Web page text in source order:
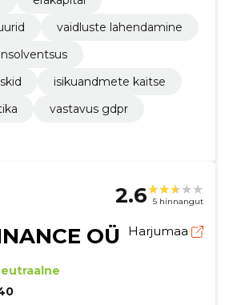
vaidluste lahendamine
insolventsus
isikuandmete kaitse
vastavus gdpr
2.6 5 hinnangut
OÜ Harjumaa